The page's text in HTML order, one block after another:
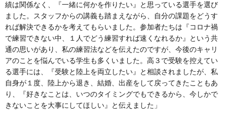
績は関係なく、『一緒に何かを作りたい』と思っている選手を選び
ました。スタッフからの講義も踏まえながら、自分の課題をどうす
れば解決できるかを考えてもらいました。参加者たちは『コロナ禍
で練習できない中、１人でどう練習すれば速くなれるか』という共
通の思いがあり、私の練習法などを伝えたのですが、今後のキャリ
アのことを悩んでいる学生も多くいました。高３で受験を控えてい
る選手には、『受験と陸上を両立したい』と相談されましたが、私
自身が１度、陸上から退き、結婚、出産をして戻ってきたこともあ
り、『好きなことは、いつのタイミングでもできるから、今しかで
きないことを大事にしてほしい』と伝えました」